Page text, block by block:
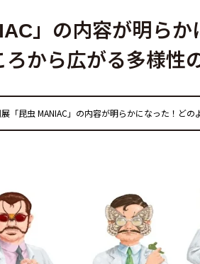
」の内容が明ら
から広がる多様性
「昆虫 MANIAC」の内容が明らかになった！ど